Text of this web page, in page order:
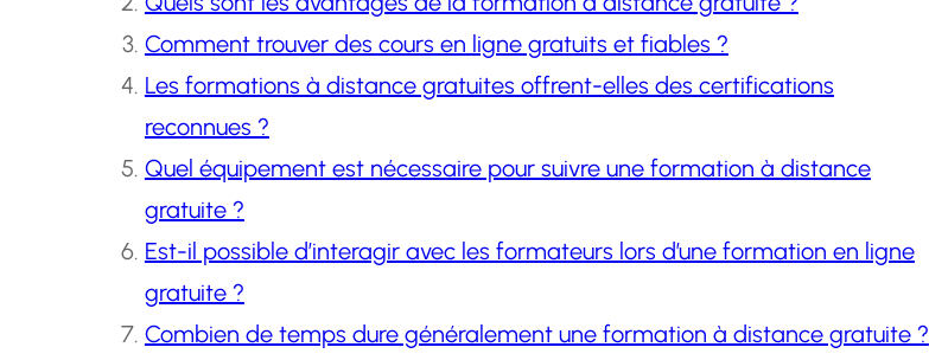
Comment trouver des cours en ligne gratuits et fiables ?
Les formations à distance gratuites offrent-elles des certifications
reconnues ?
Quel équipement est nécessaire pour suivre une formation à distance
gratuite ?
Est-il possible d’interagir avec les formateurs lors d’une formation en ligne
gratuite ?
Combien de temps dure généralement une formation à distance gratuite ?